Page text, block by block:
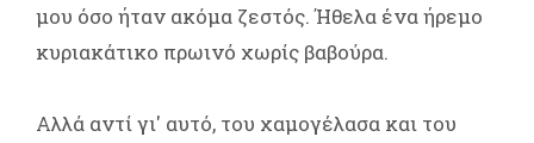
μου όσο ήταν ακόμα ζεστός. Ήθελα ένα ήρεμο
κυριακάτικο πρωινό χωρίς βαβούρα.
Αλλά αντί γι' αυτό, του χαμογέλασα και του